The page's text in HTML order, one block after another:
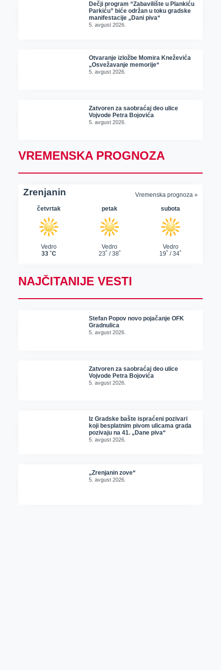
Dečji program “Zabavilište u Plankiću
Parkiću” biće održan u toku gradske
manifestacije „Dani piva“
5. avgust 2026.
Otvaranje izložbe Momira Kneževića
„Osvežavanje memorije“
5. avgust 2026.
Zatvoren za saobraćaj deo ulice
Vojvode Petra Bojovića
5. avgust 2026.
VREMENSKA PROGNOZA
NAJČITANIJE VESTI
Stefan Popov novo pojačanje OFK
Gradnulica
5. avgust 2026.
Zatvoren za saobraćaj deo ulice
Vojvode Petra Bojovića
5. avgust 2026.
Iz Gradske bašte ispraćeni pozivari
koji besplatnim pivom ulicama grada
pozivaju na 41. „Dane piva“
5. avgust 2026.
„Zrenjanin zove“
5. avgust 2026.